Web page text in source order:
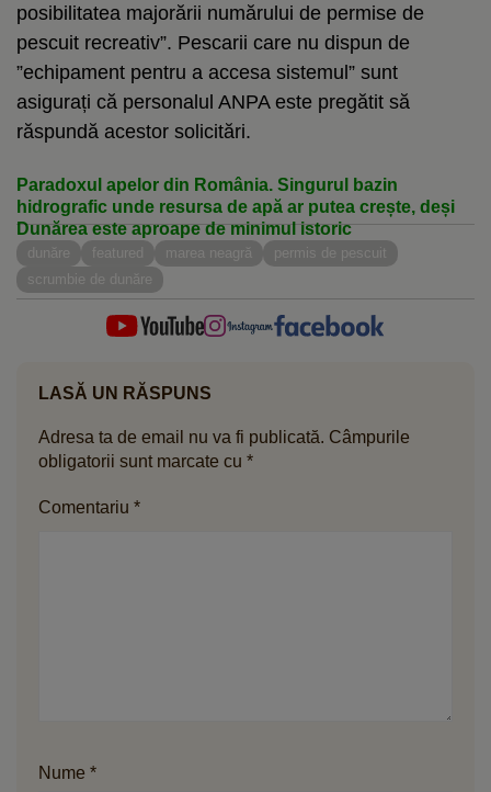
posibilitatea majorării numărului de permise de
pescuit recreativ”. Pescarii care nu dispun de
”echipament pentru a accesa sistemul” sunt
asigurați că personalul ANPA este pregătit să
răspundă acestor solicitări.
Paradoxul apelor din România. Singurul bazin
hidrografic unde resursa de apă ar putea crește, deși
Dunărea este aproape de minimul istoric
dunăre featured marea neagră
permis de pescuit
scrumbie de dunăre
LASĂ UN RĂSPUNS
Adresa ta de email nu va fi publicată. Câmpurile
obligatorii sunt marcate cu *
Comentariu *
Nume *